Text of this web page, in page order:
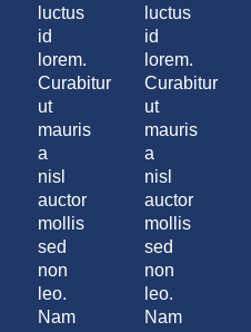
luctus
id
lorem.
Curabitur
ut
mauris
a
nisl
auctor
mollis
sed
non
leo.
Nam
luctus
id
lorem.
Curabitur
ut
mauris
a
nisl
auctor
mollis
sed
non
leo.
Nam